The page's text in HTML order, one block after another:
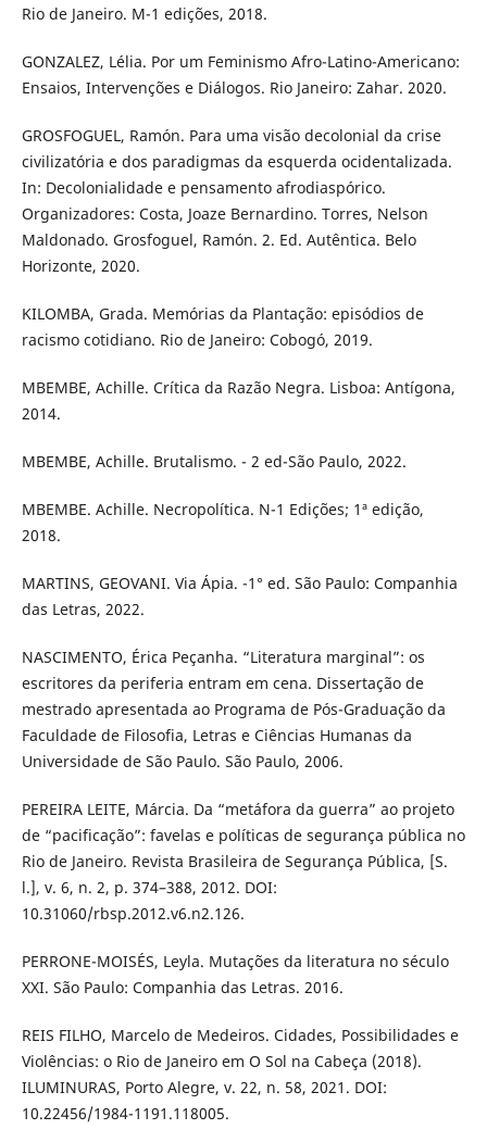
Rio de Janeiro. M-1 edições, 2018.
GONZALEZ, Lélia. Por um Feminismo Afro-Latino-Americano:
Ensaios, Intervenções e Diálogos. Rio Janeiro: Zahar. 2020.
GROSFOGUEL, Ramón. Para uma visão decolonial da crise
civilizatória e dos paradigmas da esquerda ocidentalizada.
In: Decolonialidade e pensamento afrodiaspórico.
Organizadores: Costa, Joaze Bernardino. Torres, Nelson
Maldonado. Grosfoguel, Ramón. 2. Ed. Autêntica. Belo
Horizonte, 2020.
KILOMBA, Grada. Memórias da Plantação: episódios de
racismo cotidiano. Rio de Janeiro: Cobogó, 2019.
MBEMBE, Achille. Crítica da Razão Negra. Lisboa: Antígona,
2014.
MBEMBE, Achille. Brutalismo. - 2 ed-São Paulo, 2022.
MBEMBE. Achille. Necropolítica. N-1 Edições; 1ª edição,
2018.
MARTINS, GEOVANI. Via Ápia. -1° ed. São Paulo: Companhia
das Letras, 2022.
NASCIMENTO, Érica Peçanha. “Literatura marginal”: os
escritores da periferia entram em cena. Dissertação de
mestrado apresentada ao Programa de Pós-Graduação da
Faculdade de Filosofia, Letras e Ciências Humanas da
Universidade de São Paulo. São Paulo, 2006.
PEREIRA LEITE, Márcia. Da “metáfora da guerra” ao projeto
de “pacificação”: favelas e políticas de segurança pública no
Rio de Janeiro. Revista Brasileira de Segurança Pública, [S.
l.], v. 6, n. 2, p. 374–388, 2012. DOI:
10.31060/rbsp.2012.v6.n2.126.
PERRONE-MOISÉS, Leyla. Mutações da literatura no século
XXI. São Paulo: Companhia das Letras. 2016.
REIS FILHO, Marcelo de Medeiros. Cidades, Possibilidades e
Violências: o Rio de Janeiro em O Sol na Cabeça (2018).
ILUMINURAS, Porto Alegre, v. 22, n. 58, 2021. DOI:
10.22456/1984-1191.118005.